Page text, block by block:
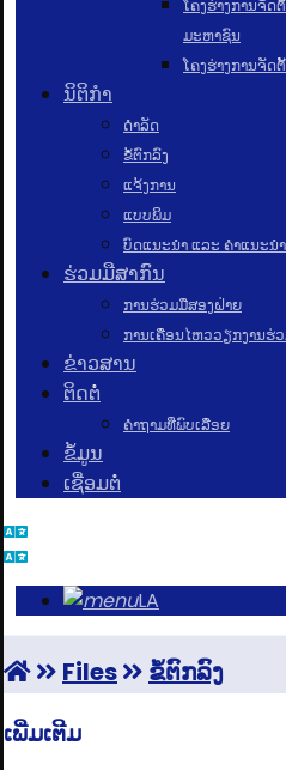
ໂຄງຮ່າງການຈັດ
ມະຫາຊົນ
ໂຄງຮ່າງການຈັດ
ນິຕິກຳ
ດຳລັດ
ຂໍ້ຕົກລົງ
ແຈ້ງການ
ແບບພິມ
ບົດແນະນໍາ ແລະ ຄໍາແນະນໍາ
ຮ່ວມມືສາກົນ
ການຮ່ວມມືສອງຝ່າຍ
ການເຄື່ອນໄຫວວຽກງານຮ່
ຂ່າວສານ
ຕິດຕໍ່
ຄຳຖາມທີ່ພົບເລື່ອຍ
ຂໍ້ມູນ
ເຊື່ອມຕໍ່
LA
Files ຂໍ້ຕົກລົງ
ເພີ່ມເຕີມ